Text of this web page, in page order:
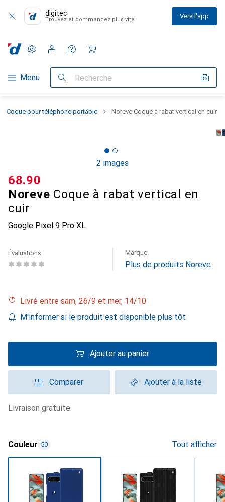
digitec
Trouvez et commandez plus vite Vers l'app
Navigation par catégorie
Menu Recherche
Paramètres
Compte client
Listes de comparaison
Listes d'envies
Panier
Coque pour téléphone portable Noreve Coque à rabat vertical en cuir
2 images
Noreve Coque à rabat vertical en
cuir
Google Pixel 9 Pro XL
CHF
68.90
Évaluations Marque
Plus de produits Noreve
Livré entre sam, 26/9 et mer, 14/10
M'informer si le produit est disponible plus tôt
Ajouter au panier
Comparer Ajouter à la liste
livraison gratuite
Couleur 50 Tout afficher